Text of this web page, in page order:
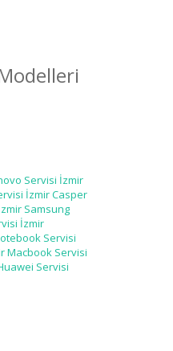
Servisi İzmir
İzmir Casper
Samsung
İzmir
Servisi
Macbook Servisi
Servisi